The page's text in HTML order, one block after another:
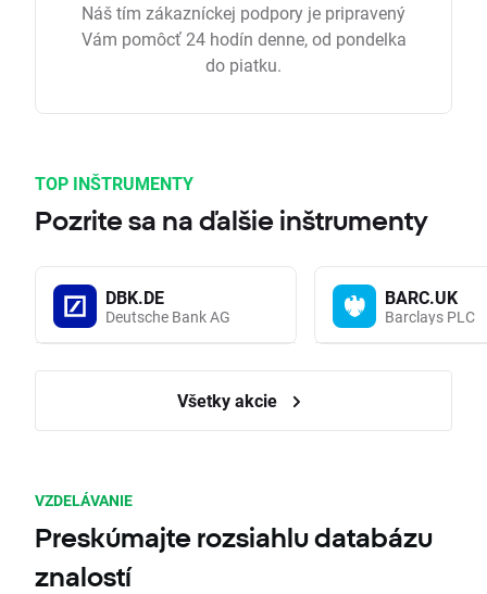
Náš tím zákazníckej podpory je pripravený
Vám pomôcť 24 hodín denne, od pondelka
do piatku.
TOP INŠTRUMENTY
Pozrite sa na ďalšie inštrumenty
DBK.DE
Deutsche Bank AG
BARC.UK
Barclays PLC
Všetky akcie
VZDELÁVANIE
Preskúmajte rozsiahlu databázu
znalostí